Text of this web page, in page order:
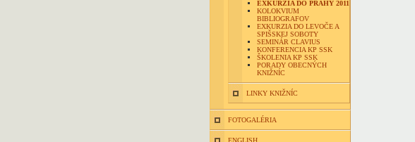
EXKURZIA DO PRAHY 2011
KOLOKVIUM
BIBLIOGRAFOV
EXKURZIA DO LEVOČE A
SPIŠSKEJ SOBOTY
SEMINÁR CLAVIUS
KONFERENCIA KP SSK
ŠKOLENIA KP SSK
PORADY OBECNÝCH
KNIŽNÍC
LINKY KNIŽNÍC
FOTOGALÉRIA
ENGLISH